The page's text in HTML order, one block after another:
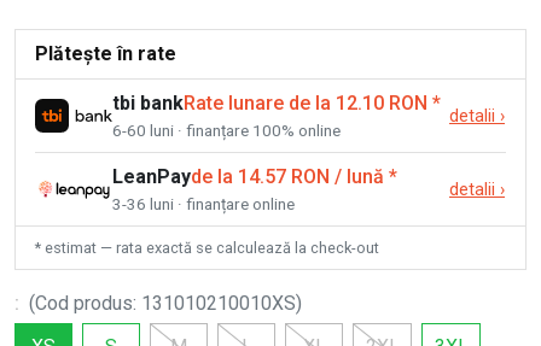
Plătește în rate
tbi bankRate lunare de la 12.10 RON *
6-60 luni · finanțare 100% online
detalii ›
LeanPayde la 14.57 RON / lună *
3-36 luni · finanțare online
detalii ›
* estimat — rata exactă se calculează la check-out
: (Cod produs: 131010210010XS)